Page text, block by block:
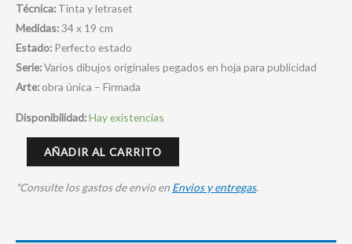
Técnica: Tinta y letraset
Medidas:34 x 19 cm
Estado: Perfecto estado
Serie:Varios dibujos originales pegados en hoja para publicidad
Arte: obra única – Firmada
Disponibilidad:Hay existencias
AÑADIR AL CARRITO
*Consulte los gastos de envio en Envios y entregas.